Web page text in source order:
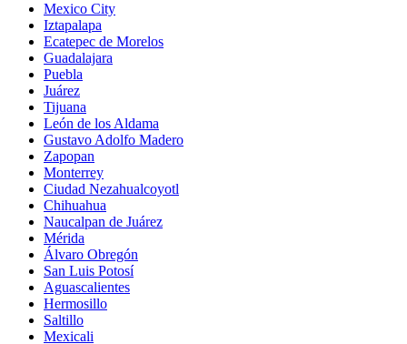
Mexico City
Iztapalapa
Ecatepec de Morelos
Guadalajara
Puebla
Juárez
Tijuana
León de los Aldama
Gustavo Adolfo Madero
Zapopan
Monterrey
Ciudad Nezahualcoyotl
Chihuahua
Naucalpan de Juárez
Mérida
Álvaro Obregón
San Luis Potosí
Aguascalientes
Hermosillo
Saltillo
Mexicali